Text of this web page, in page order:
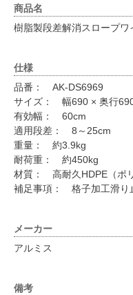
商品名
樹脂製段差解消スロープワ
仕様
品番： AK-DS6969
サイズ： 幅690 × 奥行
有効幅： 60cm
適用段差： 8～25cm
重量： 約3.9kg
耐荷重： 約450kg
材質： 高耐久HDPE（ポ
補足事項： 格子加工滑り
メーカー
アルミス
備考